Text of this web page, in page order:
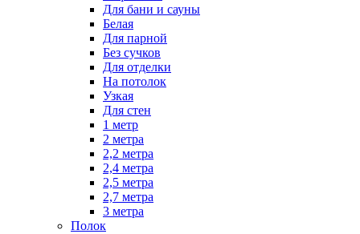
Для бани и сауны
Белая
Для парной
Без сучков
Для отделки
На потолок
Узкая
Для стен
1 метр
2 метра
2,2 метра
2,4 метра
2,5 метра
2,7 метра
3 метра
Полок